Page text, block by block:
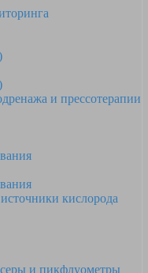
и прессотерапии
кислорода
и пикфлуометры